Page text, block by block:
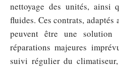
nettoyage des unités, ainsi
fluides. Ces contrats,
peuvent être une
réparations majeures
suivi régulier du